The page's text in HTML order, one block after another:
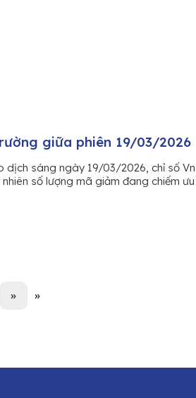
giữa phiên 19/03/2026
dịch sáng ngày 19/03/2026, chỉ số
số lượng mã giảm đang chiếm
» »